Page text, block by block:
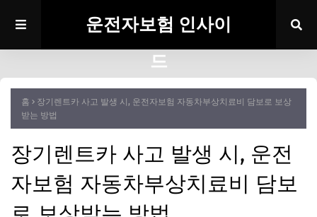
운전자보험 인사이
드
홈
장기렌트카 사고 발생 시, 운전자보험 자동차부상치료비 담보로 보상
받는 방법
장기렌트카 사고 발생 시, 운전
자보험 자동차부상치료비 담보